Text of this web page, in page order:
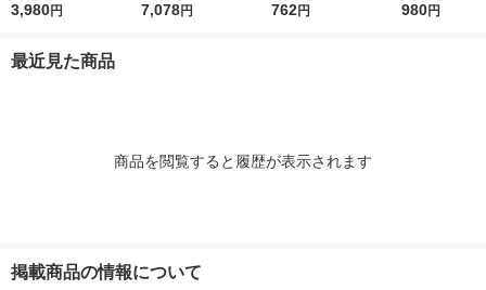
え500mm 1箱（1コ
3,980円
膏容器 100mL ホワイ
7,078円
スク 食品添加物 健栄
762円
ジナル
980円
最近見た商品
商品を閲覧すると履歴が表示されます
掲載商品の情報について